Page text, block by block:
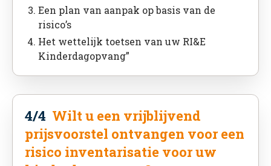
Een plan van aanpak op basis van de
risico’s
Het wettelijk toetsen van uw RI&E
Kinderdagopvang”
4/4 Wilt u een vrijblijvend
prijsvoorstel ontvangen voor een
risico inventarisatie voor uw